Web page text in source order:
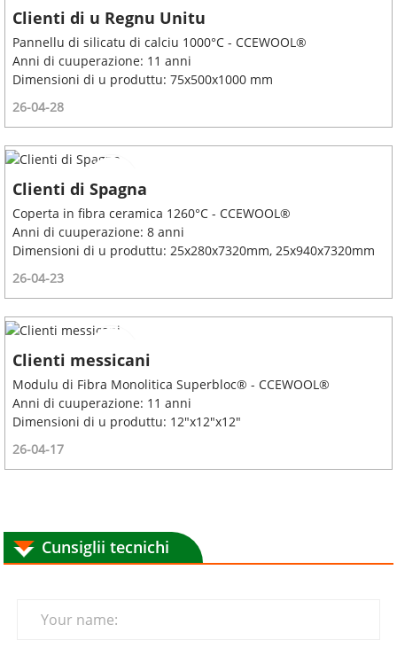
Clienti di u Regnu Unitu
Pannellu di silicatu di calciu 1000°C - CCEWOOL®
Anni di cuuperazione: 11 anni
Dimensioni di u produttu: 75x500x1000 mm
26-04-28
Clienti di Spagna
Coperta in fibra ceramica 1260°C - CCEWOOL®
Anni di cuuperazione: 8 anni
Dimensioni di u produttu: 25x280x7320mm, 25x940x7320mm
26-04-23
Clienti messicani
Modulu di Fibra Monolitica Superbloc® - CCEWOOL®
Anni di cuuperazione: 11 anni
Dimensioni di u produttu: 12"x12"x12"
26-04-17
Cunsiglii tecnichi